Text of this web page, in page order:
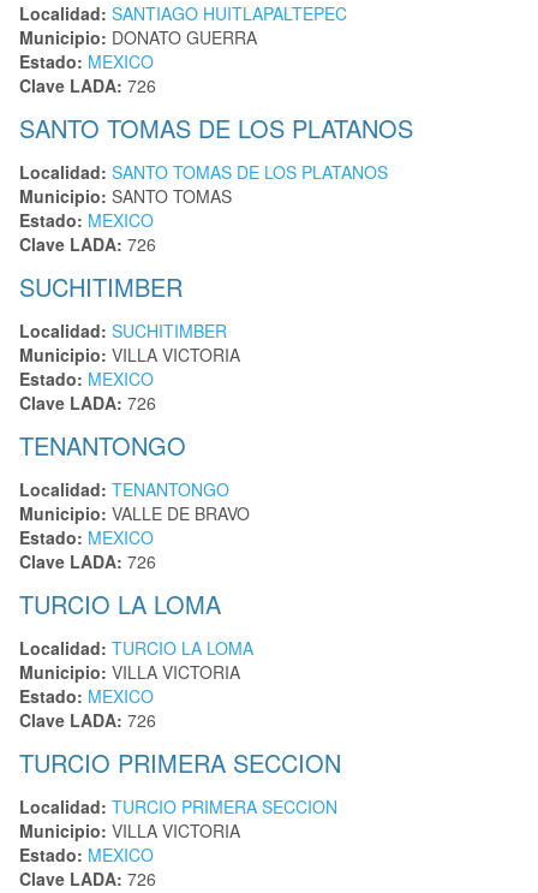
Localidad: SANTIAGO HUITLAPALTEPEC
Municipio: DONATO GUERRA
Estado: MEXICO
Clave LADA: 726
SANTO TOMAS DE LOS PLATANOS
Localidad: SANTO TOMAS DE LOS PLATANOS
Municipio: SANTO TOMAS
Estado: MEXICO
Clave LADA: 726
SUCHITIMBER
Localidad: SUCHITIMBER
Municipio: VILLA VICTORIA
Estado: MEXICO
Clave LADA: 726
TENANTONGO
Localidad: TENANTONGO
Municipio: VALLE DE BRAVO
Estado: MEXICO
Clave LADA: 726
TURCIO LA LOMA
Localidad: TURCIO LA LOMA
Municipio: VILLA VICTORIA
Estado: MEXICO
Clave LADA: 726
TURCIO PRIMERA SECCION
Localidad: TURCIO PRIMERA SECCION
Municipio: VILLA VICTORIA
Estado: MEXICO
Clave LADA: 726